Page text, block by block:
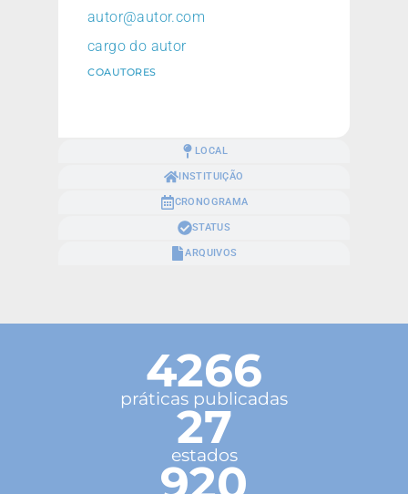
LOCAL
INSTITUIÇÃO
CRONOGRAMA
STATUS
ARQUIVOS
autor@autor.com
cargo do autor
COAUTORES
4266
práticas publicadas
27
estados